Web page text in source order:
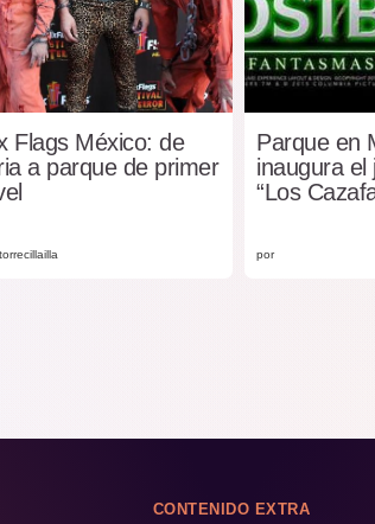
Flags México: de
a parque de primer
Parque en
inaugura el
“Los
por
CONTENIDO EXTRA